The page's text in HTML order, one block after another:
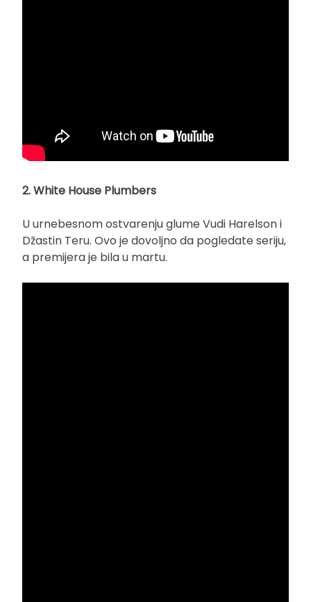
2. White House Plumbers
U urnebesnom ostvarenju glume Vudi Harelson i
Džastin Teru. Ovo je dovoljno da pogledate seriju,
a premijera je bila u martu.